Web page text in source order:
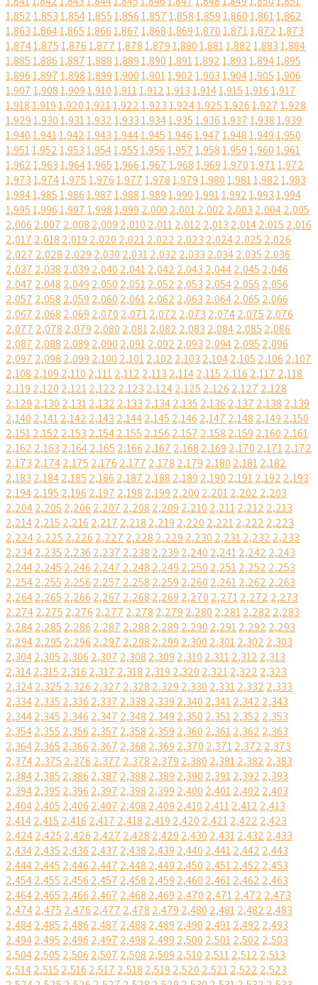
1,8521,8531,8541,8551,8561,8571,8581,8591,8601,8611,862
1,8631,8641,8651,8661,8671,8681,8691,8701,8711,8721,873
1,8741,8751,8761,8771,8781,8791,8801,8811,8821,8831,884
1,8851,8861,8871,8881,8891,8901,8911,8921,8931,8941,895
1,8961,8971,8981,8991,9001,9011,9021,9031,9041,9051,906
1,9071,9081,9091,9101,9111,9121,9131,9141,9151,9161,917
1,9181,9191,9201,9211,9221,9231,9241,9251,9261,9271,928
1,9291,9301,9311,9321,9331,9341,9351,9361,9371,9381,939
1,9401,9411,9421,9431,9441,9451,9461,9471,9481,9491,950
1,9511,9521,9531,9541,9551,9561,9571,9581,9591,9601,961
1,9621,9631,9641,9651,9661,9671,9681,9691,9701,9711,972
1,9731,9741,9751,9761,9771,9781,9791,9801,9811,9821,983
1,9841,9851,9861,9871,9881,9891,9901,9911,9921,9931,994
1,9951,9961,9971,9981,999 2,000 2,0012,002 2,003 2,0042,005
2,006 2,007 2,008 2,009 2,010 2,0112,012 2,013 2,0142,015 2,016
2,017 2,018 2,019 2,020 2,0212,022 2,023 2,0242,025 2,026
2,027 2,028 2,029 2,030 2,0312,032 2,033 2,0342,035 2,036
2,037 2,038 2,039 2,040 2,0412,042 2,043 2,0442,045 2,046
2,047 2,048 2,049 2,050 2,0512,052 2,053 2,0542,055 2,056
2,057 2,058 2,059 2,060 2,0612,062 2,063 2,0642,065 2,066
2,067 2,068 2,069 2,070 2,0712,072 2,073 2,0742,075 2,076
2,077 2,078 2,079 2,080 2,0812,082 2,083 2,0842,085 2,086
2,087 2,088 2,089 2,090 2,0912,092 2,093 2,0942,095 2,096
2,097 2,098 2,099 2,100 2,1012,102 2,103 2,1042,105 2,106 2,107
2,108 2,109 2,110 2,1112,112 2,113 2,1142,115 2,116 2,117 2,118
2,119 2,120 2,1212,122 2,123 2,1242,125 2,126 2,127 2,128
2,129 2,130 2,1312,132 2,133 2,1342,135 2,136 2,137 2,138 2,139
2,140 2,1412,142 2,143 2,1442,145 2,146 2,147 2,148 2,149 2,150
2,1512,152 2,153 2,1542,155 2,156 2,157 2,158 2,159 2,160 2,161
2,162 2,163 2,1642,165 2,166 2,167 2,168 2,169 2,170 2,1712,172
2,173 2,1742,175 2,176 2,177 2,178 2,179 2,180 2,1812,182
2,183 2,1842,185 2,186 2,187 2,188 2,189 2,190 2,1912,192 2,193
2,1942,195 2,196 2,197 2,198 2,199 2,200 2,2012,202 2,203
2,2042,205 2,206 2,207 2,208 2,209 2,210 2,2112,212 2,213
2,2142,215 2,216 2,217 2,218 2,219 2,220 2,2212,222 2,223
2,2242,225 2,226 2,227 2,228 2,229 2,230 2,2312,232 2,233
2,2342,235 2,236 2,237 2,238 2,239 2,240 2,2412,242 2,243
2,2442,245 2,246 2,247 2,248 2,249 2,250 2,2512,252 2,253
2,2542,255 2,256 2,257 2,258 2,259 2,260 2,2612,262 2,263
2,2642,265 2,266 2,267 2,268 2,269 2,270 2,2712,272 2,273
2,2742,275 2,276 2,277 2,278 2,279 2,280 2,2812,282 2,283
2,2842,285 2,286 2,287 2,288 2,289 2,290 2,2912,292 2,293
2,2942,295 2,296 2,297 2,298 2,299 2,300 2,3012,302 2,303
2,3042,305 2,306 2,307 2,308 2,309 2,310 2,3112,312 2,313
2,3142,315 2,316 2,317 2,318 2,319 2,320 2,3212,322 2,323
2,3242,325 2,326 2,327 2,328 2,329 2,330 2,3312,332 2,333
2,3342,335 2,336 2,337 2,338 2,339 2,340 2,3412,342 2,343
2,3442,345 2,346 2,347 2,348 2,349 2,350 2,3512,352 2,353
2,3542,355 2,356 2,357 2,358 2,359 2,360 2,3612,362 2,363
2,3642,365 2,366 2,367 2,368 2,369 2,370 2,3712,372 2,373
2,3742,375 2,376 2,377 2,378 2,379 2,380 2,3812,382 2,383
2,3842,385 2,386 2,387 2,388 2,389 2,390 2,3912,392 2,393
2,3942,395 2,396 2,397 2,398 2,399 2,400 2,4012,402 2,403
2,4042,405 2,406 2,407 2,408 2,409 2,410 2,4112,412 2,413
2,4142,415 2,416 2,417 2,418 2,419 2,420 2,4212,422 2,423
2,4242,425 2,426 2,427 2,428 2,429 2,430 2,4312,432 2,433
2,4342,435 2,436 2,437 2,438 2,439 2,440 2,4412,442 2,443
2,4442,445 2,446 2,447 2,448 2,449 2,450 2,4512,452 2,453
2,4542,455 2,456 2,457 2,458 2,459 2,460 2,4612,462 2,463
2,4642,465 2,466 2,467 2,468 2,469 2,470 2,4712,472 2,473
2,4742,475 2,476 2,477 2,478 2,479 2,480 2,4812,482 2,483
2,4842,485 2,486 2,487 2,488 2,489 2,490 2,4912,492 2,493
2,4942,495 2,496 2,497 2,498 2,499 2,500 2,5012,502 2,503
2,5042,505 2,506 2,507 2,508 2,509 2,510 2,5112,512 2,513
2,5142,515 2,516 2,517 2,518 2,519 2,520 2,5212,522 2,523